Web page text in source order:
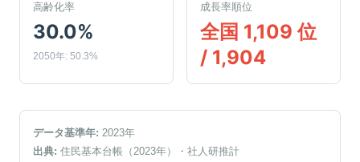
高齢化率
30.0%
2050年: 50.3%
成長率順位
全国 1,109 位
/ 1,904
データ基準年: 2023年
出典: 住民基本台帳（2023年）
・社人研推計